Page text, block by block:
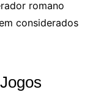
romano
considerados